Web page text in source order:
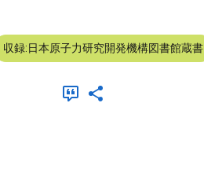
収録:日本原子力研究開発機構図書館蔵書